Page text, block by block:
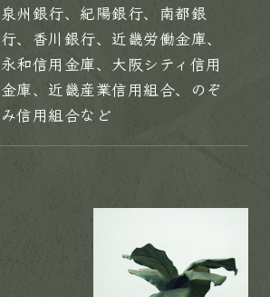
泉州銀行、紀陽銀行、南都銀
行、香川銀行、近畿労働金庫、
永和信用金庫、大阪シティ信用
金庫、近畿産業信用組合、のぞ
み信用組合など